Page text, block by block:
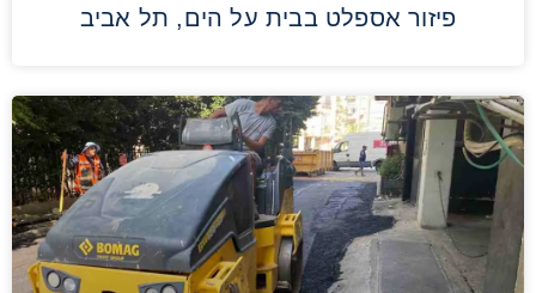
פיזור אספלט בבית על הים, תל אביב